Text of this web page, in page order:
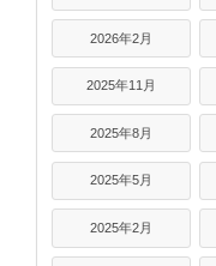
2026年2月
2025年11月
2025年8月
2025年5月
2025年2月